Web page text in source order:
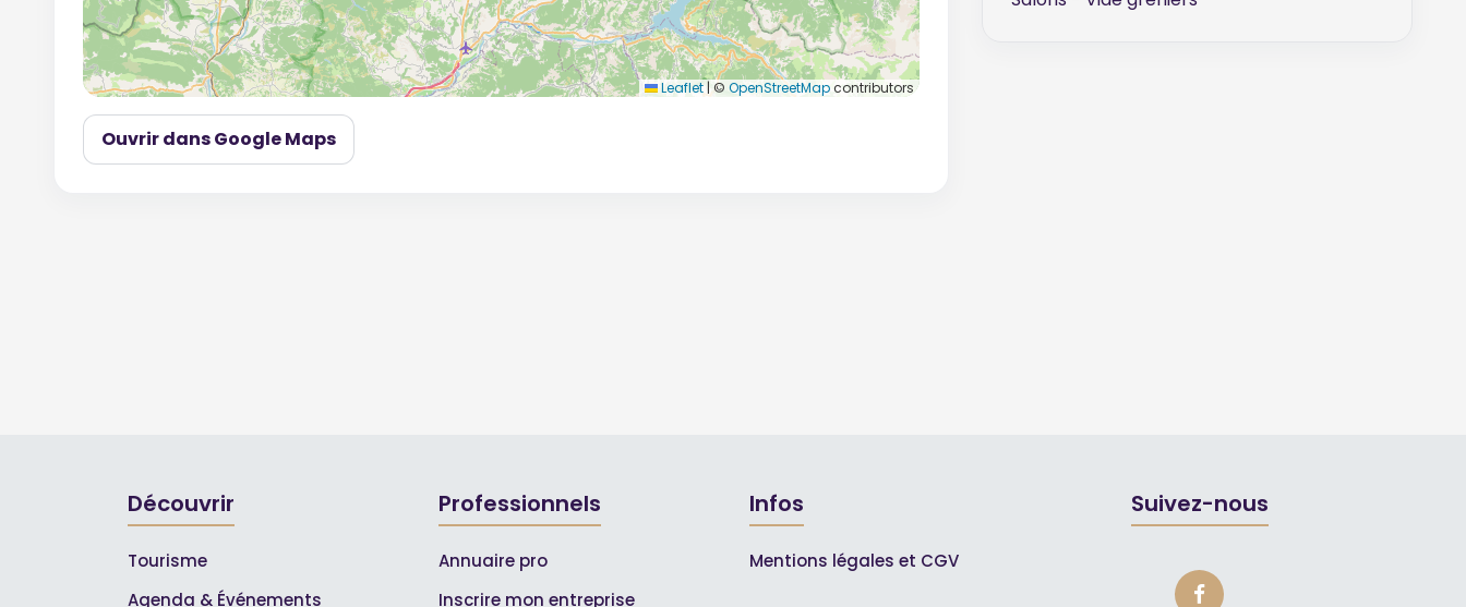
Leaflet |© OpenStreetMapcontributors
Ouvrir dans Google Maps
Découvrir
Tourisme
Agenda & Événements
Professionnels
Annuaire pro
Inscrire mon entreprise
Infos
Mentions légales et CGV
Suivez-nous